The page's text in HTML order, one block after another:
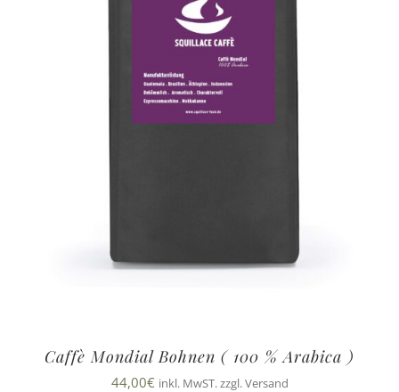
Caffè Mondial Bohnen ( 100 % Arabica )
44,00€ inkl. MwST. zzgl. Versand